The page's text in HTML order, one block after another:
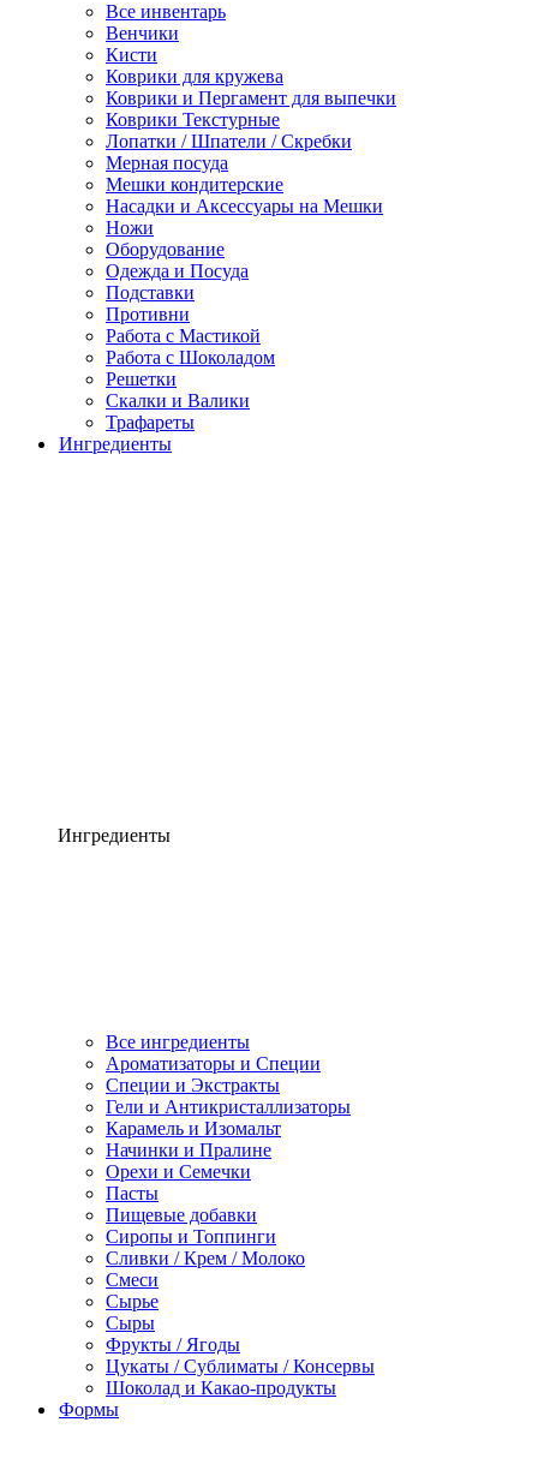
Все инвентарь
Венчики
Кисти
Коврики для кружева
Коврики и Пергамент для выпечки
Коврики Текстурные
Лопатки / Шпатели / Скребки
Мерная посуда
Мешки кондитерские
Насадки и Аксессуары на Мешки
Ножи
Оборудование
Одежда и Посуда
Подставки
Противни
Работа с Мастикой
Работа с Шоколадом
Решетки
Скалки и Валики
Трафареты
Ингредиенты
Ингредиенты
Все ингредиенты
Ароматизаторы и Специи
Специи и Экстракты
Гели и Антикристаллизаторы
Карамель и Изомальт
Начинки и Пралине
Орехи и Семечки
Пасты
Пищевые добавки
Сиропы и Топпинги
Сливки / Крем / Молоко
Смеси
Сырье
Сыры
Фрукты / Ягоды
Цукаты / Сублиматы / Консервы
Шоколад и Какао-продукты
Формы